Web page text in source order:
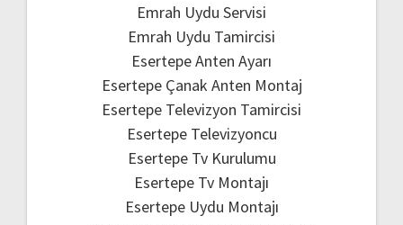
Emrah Uydu Servisi
Emrah Uydu Tamircisi
Esertepe Anten Ayarı
Esertepe Çanak Anten Montaj
Esertepe Televizyon Tamircisi
Esertepe Televizyoncu
Esertepe Tv Kurulumu
Esertepe Tv Montajı
Esertepe Uydu Montajı